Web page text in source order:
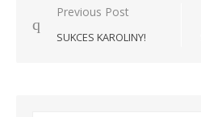
Nawigacja
wpisu
Previous Post
SUKCES KAROLINY!